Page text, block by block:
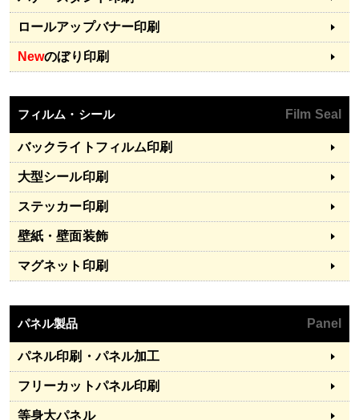
ロールアップバナー印刷
Newのぼり印刷
フィルム・シール Film Seal
バックライトフィルム印刷
大型シール印刷
ステッカー印刷
壁紙・壁面装飾
マグネット印刷
パネル製品 Panel
パネル印刷・パネル加工
フリーカットパネル印刷
等身大パネル